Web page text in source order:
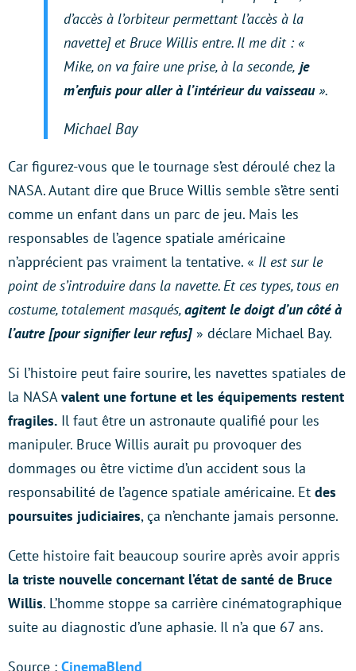
d’accès à l’orbiteur permettant l’accès à la
navette] et Bruce Willis entre. Il me dit : «
Mike, on va faire une prise, à la seconde, je
m’enfuis pour aller à l’intérieur du vaisseau».
Michael Bay
Car figurez-vous que le tournage s’est déroulé chez la
NASA. Autant dire que Bruce Willis semble s’être senti
comme un enfant dans un parc de jeu. Mais les
responsables de l’agence spatiale américaine
n’apprécient pas vraiment la tentative. « Il est sur le
point de s’introduire dans la navette. Et ces types, tous en
costume, totalement masqués,agitent le doigt d’un côté à
l’autre [pour signifier leur refus] » déclare Michael Bay.
Si l’histoire peut faire sourire, les navettes spatiales de
la NASAvalent une fortune et les équipements restent
fragiles. Il faut être un astronaute qualifié pour les
manipuler. Bruce Willis aurait pu provoquer des
dommages ou être victime d’un accident sous la
responsabilité de l’agence spatiale américaine. Et des
poursuites judiciaires, ça n’enchante jamais personne.
Cette histoire fait beaucoup sourire après avoir appris
la triste nouvelle concernant l’état de santé de Bruce
Willis. L’homme stoppe sa carrière cinématographique
suite au diagnostic d’une aphasie. Il n’a que 67 ans.
Source : CinemaBlend